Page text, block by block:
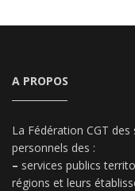
A PROPOS
La Fédération CGT
personnels des :
– services publics
régions et leurs